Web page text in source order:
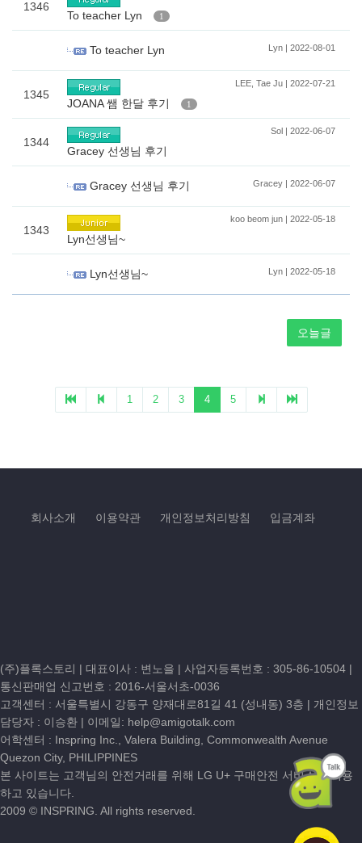
회사소개 이용약관 개인정보처리방침 입금계좌
(주)플록스토리 | 대표이사 : 변노을 | 사업자등록번호 : 305-86-10504 |
통신판매업 신고번호 : 2016-서울서초-0036
고객센터 : 서울특별시 강동구 양재대로81길 41 (성내동) 3층 | 개인정보
담당자 : 이승환 | 이메일: help@amigotalk.com
어학센터 : Inspring Inc., Valera Building, Commonwealth Avenue
Quezon City, PHILIPPINES
본 사이트는 고객님의 안전거래를 위해 LG U+ 구매안전 서비스를 이용
하고 있습니다.
2009 © INSPRING. All rights reserved.